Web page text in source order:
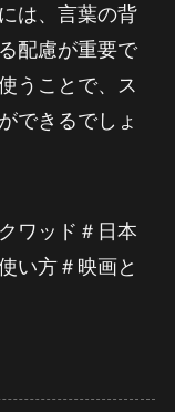
は、言葉の背
配慮が重要で
うことで、ス
できるでしょ
ワッド＃日本
い方＃映画と